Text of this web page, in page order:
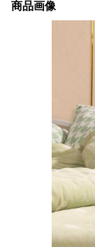
商品画像